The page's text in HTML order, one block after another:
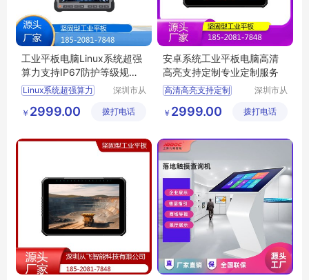
工业平板电脑Linux系统超强
算力支持IP67防护等级规格
齐全从飞
Linux系统超强算力
深圳市从
技有限公
￥ 2999.00 拨打电话
安卓系统工业平板电脑高清
高亮支持定制专业定制服务
高清高亮支持定制
深圳市从
技有限公
￥ 2999.00 拨打电话